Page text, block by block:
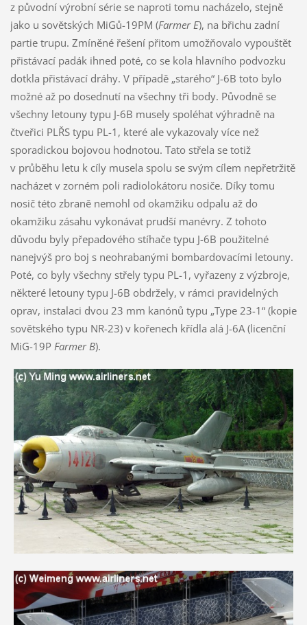
z původní výrobní série se naproti tomu nacházelo, stejně
jako u sovětských MiGů-19PM (Farmer E), na břichu zadní
partie trupu. Zmíněné řešení přitom umožňovalo vypouštět
přistávací padák ihned poté, co se kola hlavního podvozku
dotkla přistávací dráhy. V případě „starého“ J-6B toto bylo
možné až po dosednutí na všechny tři body. Původně se
všechny letouny typu J-6B musely spoléhat výhradně na
čtveřici PLŘS typu PL-1, které ale vykazovaly více než
sporadickou bojovou hodnotou. Tato střela se totiž
v průběhu letu k cíly musela spolu se svým cílem nepřetržitě
nacházet v zorném poli radiolokátoru nosiče. Díky tomu
nosič této zbraně nemohl od okamžiku odpalu až do
okamžiku zásahu vykonávat prudší manévry. Z tohoto
důvodu byly přepadového stíhače typu J-6B použitelné
nanejvýš pro boj s neohrabanými bombardovacími letouny.
Poté, co byly všechny střely typu PL-1, vyřazeny z výzbroje,
některé letouny typu J-6B obdržely, v rámci pravidelných
oprav, instalaci dvou 23 mm kanónů typu „Type 23-1“ (kopie
sovětského typu NR-23) v kořenech křídla alá J-6A (licenční
MiG-19P Farmer B).